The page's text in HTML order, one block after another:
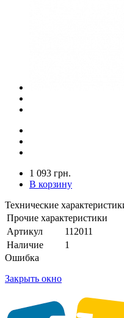
1 093 грн.
В корзину
Технические
Прочие характеристики
Артикул
112011
Наличие
1
Ошибка
Закрыть окно